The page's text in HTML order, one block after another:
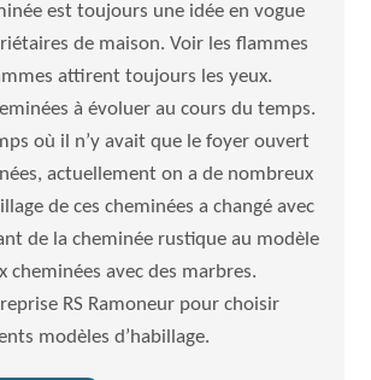
est toujours une idée en vogue
de maison. Voir les flammes
attirent toujours les yeux.
à évoluer au cours du temps.
où il n’y avait que le foyer ouvert
actuellement on a de nombreux
de ces cheminées a changé avec
de la cheminée rustique au modèle
cheminées avec des marbres.
RS Ramoneur pour choisir
modèles d’habillage.